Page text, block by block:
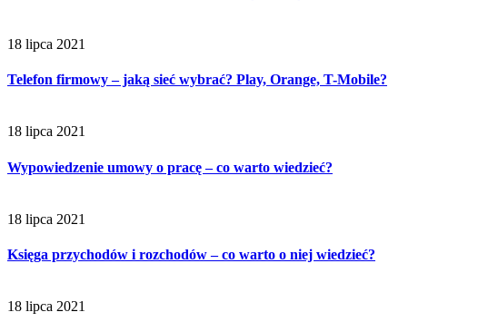
18 lipca 2021
Telefon firmowy – jaką sieć wybrać? Play, Orange, T-Mobile?
18 lipca 2021
Wypowiedzenie umowy o pracę – co warto wiedzieć?
18 lipca 2021
Księga przychodów i rozchodów – co warto o niej wiedzieć?
18 lipca 2021